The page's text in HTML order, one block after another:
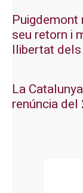
Puigdemont
seu retorn i
llibertat
La
renúncia del